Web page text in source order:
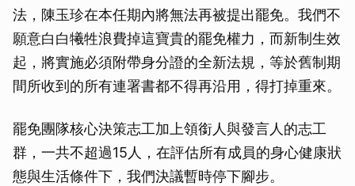
法，陳玉珍在本任期內將無法再被提出罷免。我們不
願意白白犧牲浪費掉這寶貴的罷免權力，而新制生效
起，將實施必須附帶身分證的全新法規，等於舊制期
間所收到的所有連署書都不得再沿用，得打掉重來。
罷免團隊核心決策志工加上領銜人與發言人的志工
群，一共不超過15人，在評估所有成員的身心健康狀
態與生活條件下，我們決議暫時停下腳步。